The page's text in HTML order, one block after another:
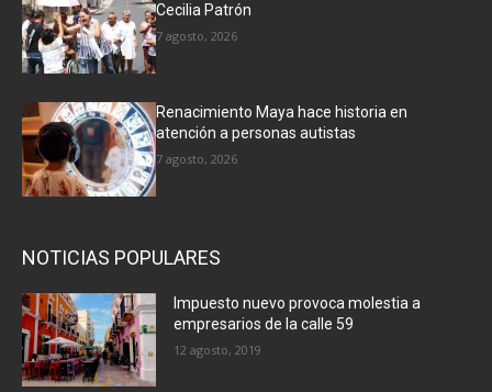
Cecilia Patrón
7 agosto, 2026
Renacimiento Maya hace historia en
atención a personas autistas
7 agosto, 2026
NOTICIAS POPULARES
Impuesto nuevo provoca molestia a
empresarios de la calle 59
12 agosto, 2019